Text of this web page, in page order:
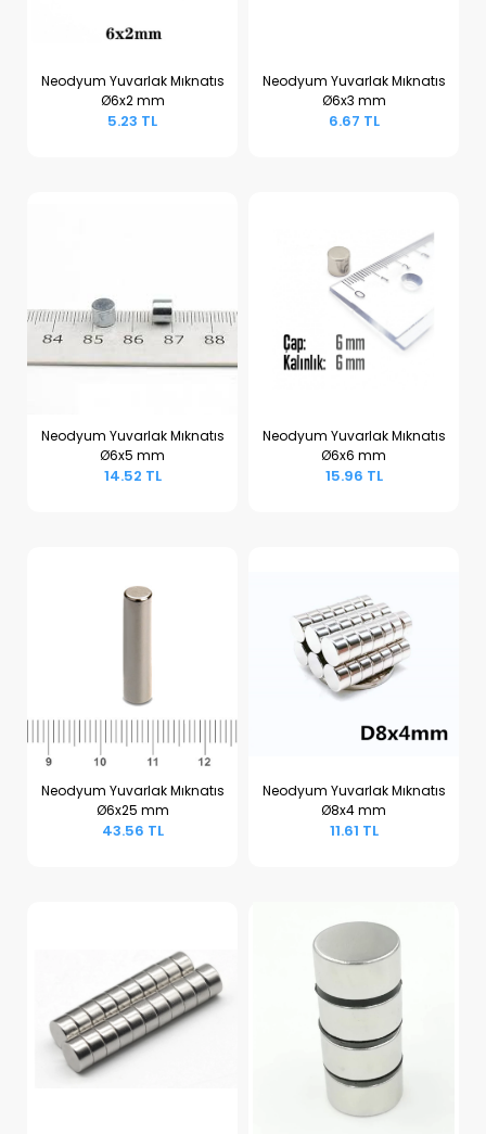
Sepete Ekle
Neodyum Yuvarlak Mıknatıs
Ø6x2 mm
5.23 TL
Sepete Ekle
Neodyum Yuvarlak Mıknatıs
Ø6x3 mm
6.67 TL
Sepete Ekle
Neodyum Yuvarlak Mıknatıs
Ø6x5 mm
14.52 TL
Sepete Ekle
Neodyum Yuvarlak Mıknatıs
Ø6x6 mm
15.96 TL
Sepete Ekle
Neodyum Yuvarlak Mıknatıs
Ø6x25 mm
43.56 TL
Sepete Ekle
Neodyum Yuvarlak Mıknatıs
Ø8x4 mm
11.61 TL